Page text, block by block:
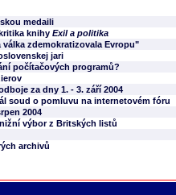
medaili
knihy Exil a politika
válka zdemokratizovala Evropu"
jari
počítačových programů?
za dny 1. - 3. září 2004
soud o pomluvu na internetovém fóru
2004
výbor z Britských listů
archivů